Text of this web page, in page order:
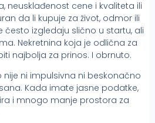
neusklađenost cene i kvaliteta ili
da li kupuje za život, odmor ili
često izgledaju slično u startu, ali
Nekretnina koja je odlična za
najbolja za prinos. I obrnuto.
ni impulsivna ni beskonačno
Kada imate jasne podatke,
i mnogo manje prostora za